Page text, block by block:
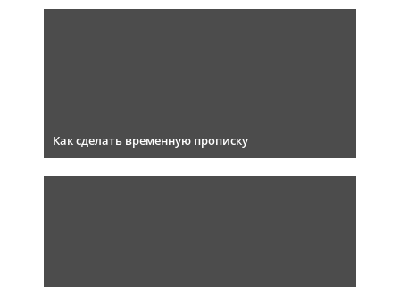
Как сделать временную прописку